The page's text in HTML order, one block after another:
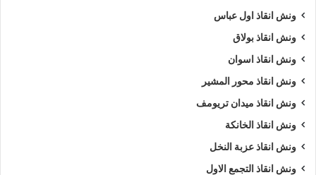
ونش انقاذ اول عباس
ونش انقاذ بولاق
ونش انقاذ اسوان
ونش انقاذ محور المشير
ونش انقاذ ميدان تريومف
ونش انقاذ الخانكة
ونش انقاذ عزبة النخل
ونش انقاذ التجمع الاول